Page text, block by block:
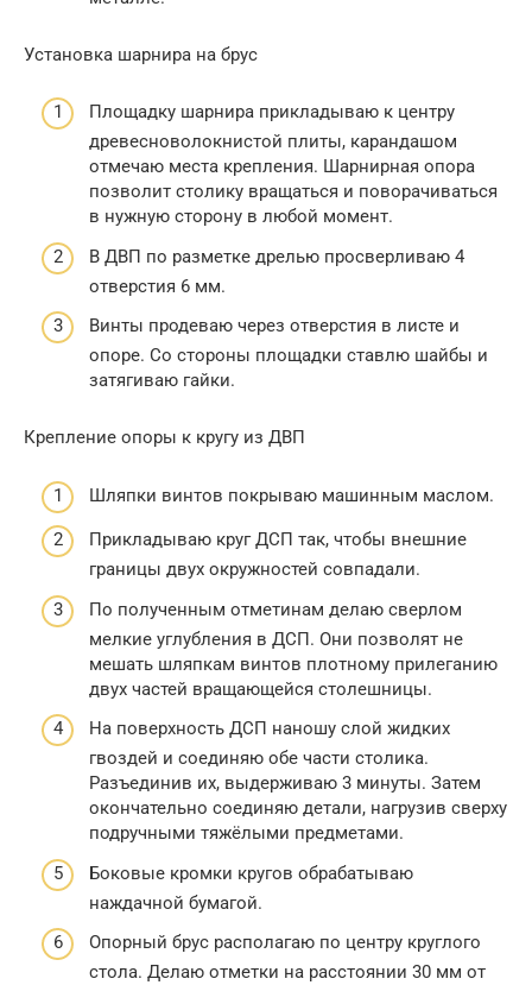
Установка шарнира на брус
Площадку шарнира прикладываю к центру
древесноволокнистой плиты, карандашом
отмечаю места крепления. Шарнирная опора
позволит столику вращаться и поворачиваться
в нужную сторону в любой момент.
В ДВП по разметке дрелью просверливаю 4
отверстия 6 мм.
Винты продеваю через отверстия в листе и
опоре. Со стороны площадки ставлю шайбы и
затягиваю гайки.
Крепление опоры к кругу из ДВП
Шляпки винтов покрываю машинным маслом.
Прикладываю круг ДСП так, чтобы внешние
границы двух окружностей совпадали.
По полученным отметинам делаю сверлом
мелкие углубления в ДСП. Они позволят не
мешать шляпкам винтов плотному прилеганию
двух частей вращающейся столешницы.
На поверхность ДСП наношу слой жидких
гвоздей и соединяю обе части столика.
Разъединив их, выдерживаю 3 минуты. Затем
окончательно соединяю детали, нагрузив сверху
подручными тяжёлыми предметами.
Боковые кромки кругов обрабатываю
наждачной бумагой.
Опорный брус располагаю по центру круглого
стола. Делаю отметки на расстоянии 30 мм от